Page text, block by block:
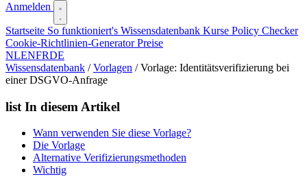
Anmelden
Startseite So funktioniert's Wissensdatenbank Kurse Policy Checker
Cookie-Richtlinien-GeneratorPreise
NLENFRDE
Wissensdatenbank / Vorlagen / Vorlage: Identitätsverifizierung bei
einer DSGVO-Anfrage
list In diesem Artikel
Wann verwenden Sie diese Vorlage?
Die Vorlage
Alternative Verifizierungsmethoden
Wichtig